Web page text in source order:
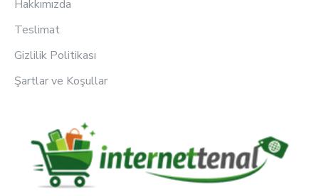
Hakkımızda
Teslimat
Gizlilik Politikası
Şartlar ve Koşullar